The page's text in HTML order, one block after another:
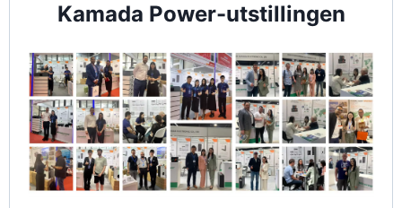
Kamada Power-utstillingen